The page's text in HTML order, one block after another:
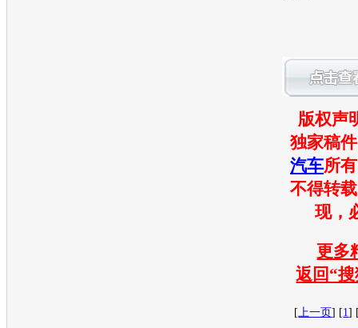
版权声
独家稿
汽车所
不得转
现，
更多
返回“
[ 上一页] [1]